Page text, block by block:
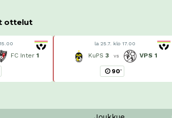
ottelut
FC Inter 1
la 25.7. klo 17.00
KuPS 3 vs VPS 1
90'